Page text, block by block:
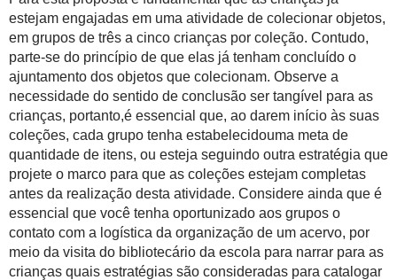
estejam engajadas em uma atividade de colecionar objetos,
em grupos de três a cinco crianças por coleção. Contudo,
parte-se do princípio de que elas já tenham concluído o
ajuntamento dos objetos que colecionam. Observe a
necessidade do sentido de conclusão ser tangível para as
crianças, portanto,é essencial que, ao darem início às suas
coleções, cada grupo tenha estabelecidouma meta de
quantidade de itens, ou esteja seguindo outra estratégia que
projete o marco para que as coleções estejam completas
antes da realização desta atividade. Considere ainda que é
essencial que você tenha oportunizado aos grupos o
contato com a logística da organização de um acervo, por
meio da visita do bibliotecário da escola para narrar para as
crianças quais estratégias são consideradas para catalogar